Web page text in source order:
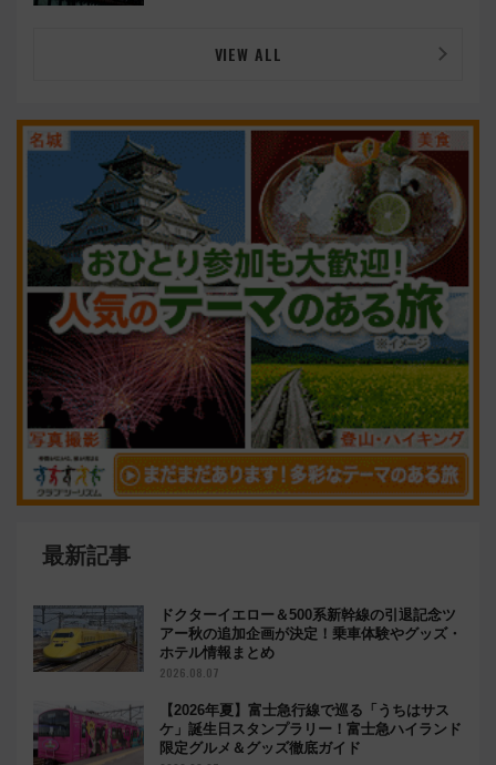
VIEW ALL
最新記事
ドクターイエロー＆500系新幹線の引退記念ツ
アー秋の追加企画が決定！乗車体験やグッズ・
ホテル情報まとめ
2026.08.07
【2026年夏】富士急行線で巡る「うちはサス
ケ」誕生日スタンプラリー！富士急ハイランド
限定グルメ＆グッズ徹底ガイド